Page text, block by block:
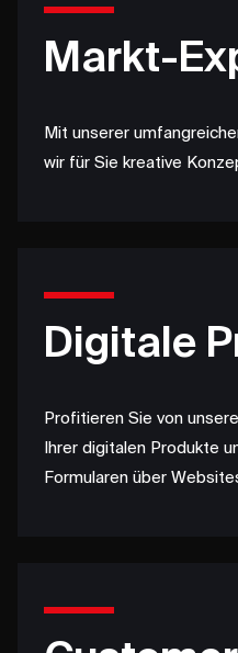
Markt-
Mit unserer
wir für Sie kreative
Digitale
Profitieren Sie von
Ihrer digitalen Produkte
Formularen über